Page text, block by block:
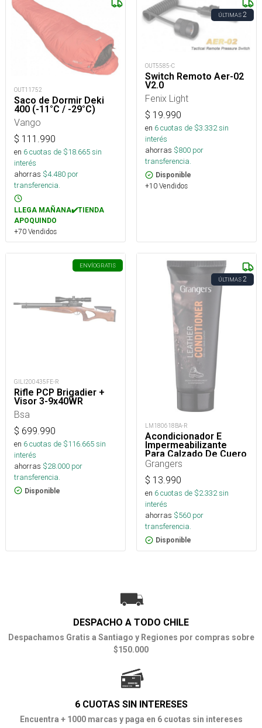
OUT11752
Saco de Dormir Deki
400 (-11°C / -29°C)
Vango
$ 111.990
en 6cuotas de $18.665sin
interés
ahorras $4.480 por
transferencia.
LLEGA MAÑANA✔️TIENDA
APOQUINDO
+70 Vendidos
ÚLTIMAS2
OUT5585-C
Switch Remoto Aer-02
V2.0
Fenix Light
$ 19.990
en 6cuotas de $3.332sin
interés
ahorras $800 por
transferencia.
Disponible
+10 Vendidos
ENVÍOGRATIS
GILI200435FE-R
Rifle PCP Brigadier +
Visor 3-9x40WR
Bsa
$ 699.990
en 6cuotas de $116.665sin
interés
ahorras $28.000 por
transferencia.
Disponible
ÚLTIMAS2
LM180618BA-R
Acondicionador E
Impermeabilizante
Para Calzado De Cuero
75 Ml
Grangers
$ 13.990
en 6cuotas de $2.332sin
interés
ahorras $560 por
transferencia.
Disponible
DESPACHO A TODO CHILE
Despachamos Gratis a Santiago y Regiones por compras sobre
$150.000
6 CUOTAS SIN INTERESES
Encuentra + 1000 marcas y paga en 6 cuotas sin intereses